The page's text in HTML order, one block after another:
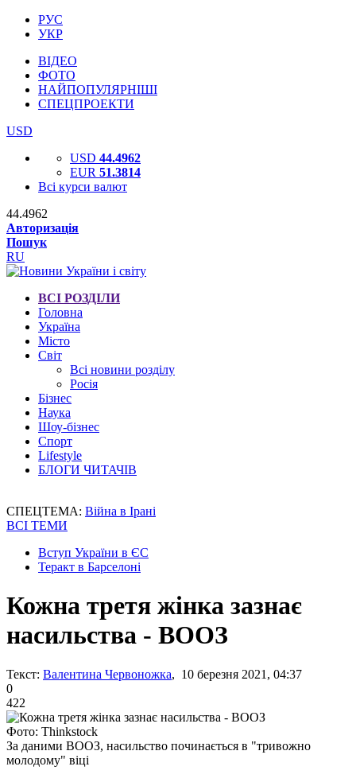
РУС
УКР
ВІДЕО
ФОТО
НАЙПОПУЛЯРНІШІ
СПЕЦПРОЕКТИ
USD
USD 44.4962
EUR 51.3814
Всі курси валют
44.4962
Авторизація
Пошук
RU
ВСІ РОЗДІЛИ
Головна
Україна
Місто
Світ
Всі новини розділу
Росія
Бізнес
Наука
Шоу-бізнес
Спорт
Lifestyle
БЛОГИ ЧИТАЧІВ
СПЕЦТЕМА: Війна в Ірані
ВСІ ТЕМИ
Вступ України в ЄС
Теракт в Барселоні
Кожна третя жінка зазнає
насильства - ВООЗ
Текст: Валентина Червоножка, 10 березня 2021, 04:37
0
422
Фото: Thinkstock
За даними ВООЗ, насильство починається в "тривожно
молодому" віці